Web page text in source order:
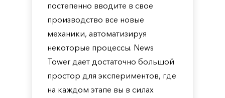
постепенно вводите в свое
производство все новые
механики, автоматизируя
некоторые процессы. News
Tower дает достаточно большой
простор для экспериментов, где
на каждом этапе вы в силах